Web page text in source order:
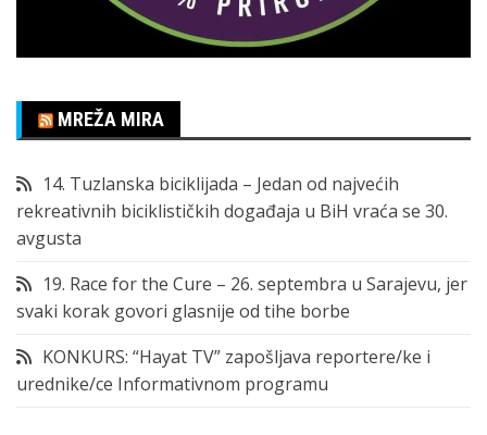
MREŽA MIRA
14. Tuzlanska biciklijada – Jedan od najvećih
rekreativnih biciklističkih događaja u BiH vraća se 30.
avgusta
19. Race for the Cure – 26. septembra u Sarajevu, jer
svaki korak govori glasnije od tihe borbe
KONKURS: “Hayat TV” zapošljava reportere/ke i
urednike/ce Informativnom programu